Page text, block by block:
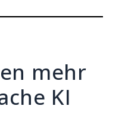
mehr
KI